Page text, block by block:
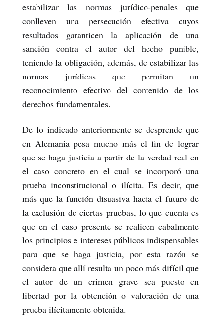
estabilizar las normas jurídico-penales que
conlleven una persecución efectiva cuyos
resultados garanticen la aplicación de una
sanción contra el autor del hecho punible,
teniendo la obligación, además, de estabilizar las
normas jurídicas que permitan un
reconocimiento efectivo del contenido de los
derechos fundamentales.
De lo indicado anteriormente se desprende que
en Alemania pesa mucho más el fin de lograr
que se haga justicia a partir de la verdad real en
el caso concreto en el cual se incorporó una
prueba inconstitucional o ilícita. Es decir, que
más que la función disuasiva hacia el futuro de
la exclusión de ciertas pruebas, lo que cuenta es
que en el caso presente se realicen cabalmente
los principios e intereses públicos indispensables
para que se haga justicia, por esta razón se
considera que allí resulta un poco más difícil que
el autor de un crimen grave sea puesto en
libertad por la obtención o valoración de una
prueba ilícitamente obtenida.